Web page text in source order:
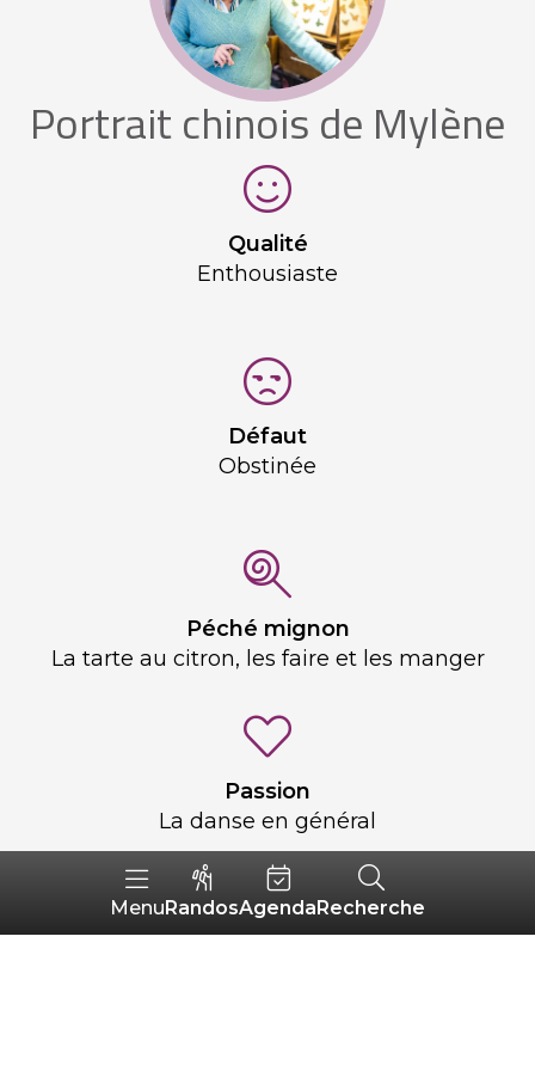
MenuRandosAgendaRecherche
Portrait chinois de Mylène
Qualité
Enthousiaste
Défaut
Obstinée
Péché mignon
La tarte au citron, les faire et les manger
Passion
La danse en général